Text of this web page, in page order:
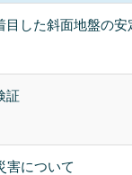
した斜面地盤の
証
害について